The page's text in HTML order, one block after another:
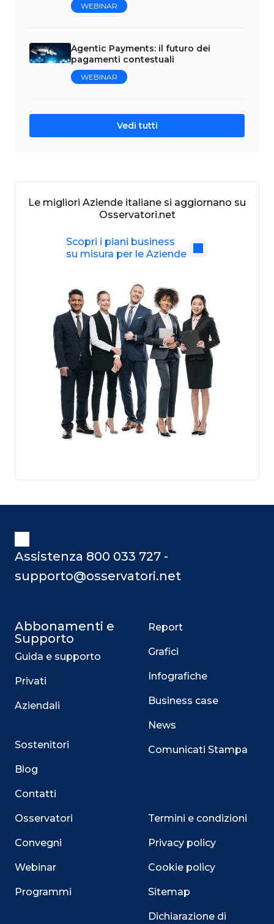
WEBINAR
Agentic Payments: il futuro dei
pagamenti contestuali
WEBINAR
Vedi tutti
Le migliori Aziende italiane si aggiornano su
Osservatori.net
Scopri i piani business
su misura per le Aziende
Assistenza 800 033 727 -
supporto@osservatori.net
Abbonamenti e
Supporto
Guida e supporto
Privati
Aziendali
Sostenitori
Blog
Contatti
Osservatori
Convegni
Webinar
Programmi
Report
Grafici
Infografiche
Business case
News
Comunicati Stampa
Termini e condizioni
Privacy policy
Cookie policy
Sitemap
Dichiarazione di